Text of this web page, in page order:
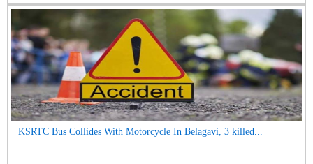
KSRTC Bus Collides With Motorcycle In Belagavi, 3 killed...